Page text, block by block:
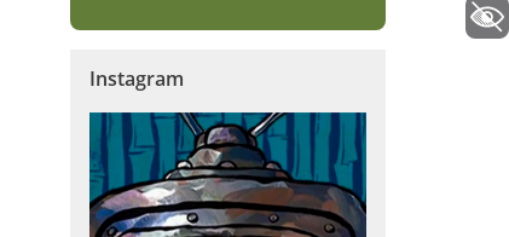
Instagram
+ Acessibilidade